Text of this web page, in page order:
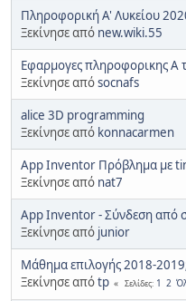
Πληροφορική Α' Λυκείου
Ξεκίνησε από new.wiki.55
Εφαρμογες πληροφορικης Α
Ξεκίνησε απόsocnafs
alice 3D programming
Ξεκίνησε από konnacarmen
App Inventor Πρόβλημα με
Ξεκίνησε από nat7
App Inventor - Σύνδεση από
Ξεκίνησε από junior
Μάθημα επιλογής 2018-
Ξεκίνησε απόtp Σελίδες 1 2